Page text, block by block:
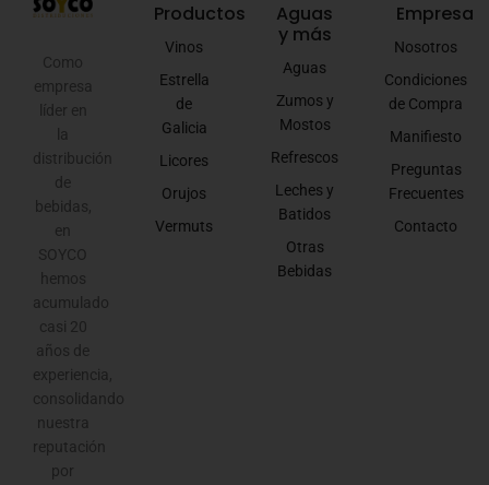
Como
empresa
líder en
la
distribución
de
bebidas,
en
SOYCO
hemos
acumulado
casi 20
años de
experiencia,
consolidando
nuestra
reputación
por
Productos
Vinos
Estrella
de
Galicia
Licores
Orujos
Vermuts
Aguas
y más
Aguas
Zumos y
Mostos
Refrescos
Leches y
Batidos
Otras
Bebidas
Empresa
Nosotros
Condiciones
de Compra
Manifiesto
Preguntas
Frecuentes
Contacto